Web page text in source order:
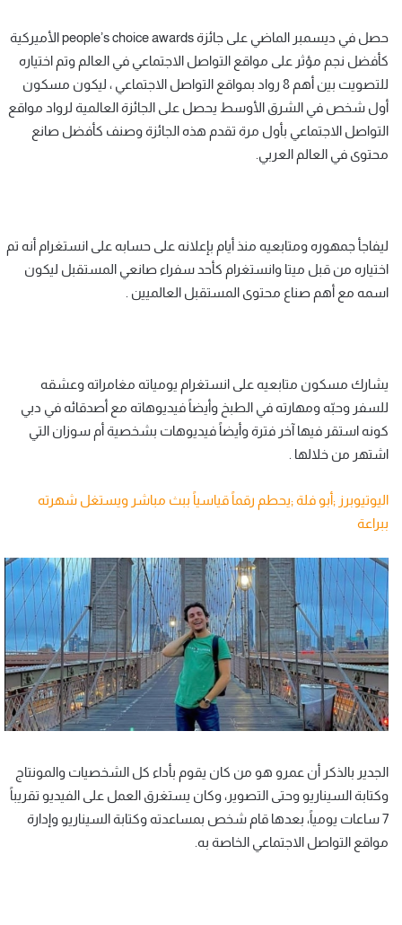
حصل في ديسمبر الماضي على جائزة people’s choice awards الأميركية
كأفضل نجم مؤثر على مواقع التواصل الاجتماعي في العالم وتم اختياره
للتصويت بين أهم 8 رواد بمواقع التواصل الاجتماعي ، ليكون مسكون
أول شخص في الشرق الأوسط يحصل على الجائزة العالمية لرواد مواقع
التواصل الاجتماعي بأول مرة تقدم هذه الجائزة وصنف كأفضل صانع
محتوى في العالم العربي.
ليفاجأ جمهوره ومتابعيه منذ أيام بإعلانه على حسابه على انستغرام أنه تم
اختياره من قبل ميتا وانستغرام كأحد سفراء صانعي المستقبل ليكون
اسمه مع أهم صناع محتوى المستقبل العالميين .
يشارك مسكون متابعيه على انستغرام يومياته مغامراته وعشقه
للسفر وحبّه ومهارته في الطبخ وأيضاً فيديوهاته مع أصدقائه في دبي
كونه استقر فيها آخر فترة وأيضاً فيديوهات بشخصية أم سوزان التي
اشتهر من خلالها .
اليوتيوبرز ;أبو فلة ;يحطم رقماً قياسياً ببث مباشر ويستغل شهرته
ببراعة
الجدير بالذكر أن عمرو هو من كان يقوم بأداء كل الشخصيات والمونتاج
وكتابة السيناريو وحتى التصوير، وكان يستغرق العمل على الفيديو تقريباً
7 ساعات يومياً، بعدها قام شخص بمساعدته وكتابة السيناريو وإدارة
مواقع التواصل الاجتماعي الخاصة به.